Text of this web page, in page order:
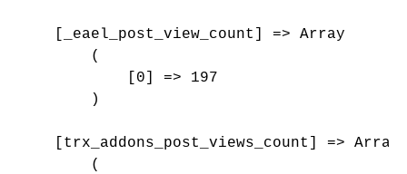
    [_eael_post_view_count] => Array
        (
            [0] => 197
        )
    [trx_addons_post_views_count] => Array
        (